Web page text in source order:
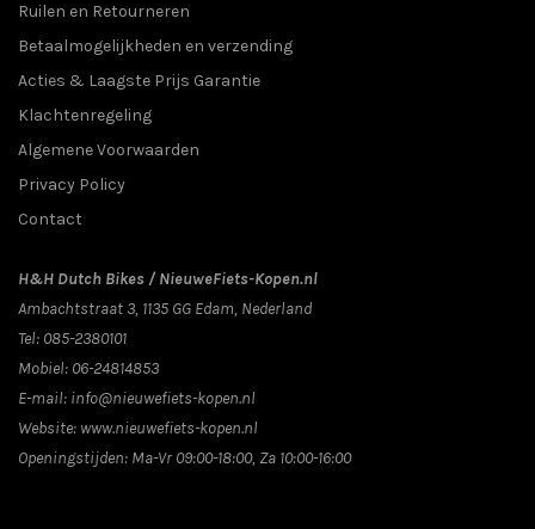
Ruilen en Retourneren
Betaalmogelijkheden en verzending
Acties & Laagste Prijs Garantie
Klachtenregeling
Algemene Voorwaarden
Privacy Policy
Contact
H&H Dutch Bikes / NieuweFiets-Kopen.nl
Ambachtstraat 3, 1135 GG Edam, Nederland
Tel: 085-2380101
Mobiel: 06-24814853
E-mail: info@nieuwefiets-kopen.nl
Website: www.nieuwefiets-kopen.nl
Openingstijden: Ma-Vr 09:00-18:00, Za 10:00-16:00